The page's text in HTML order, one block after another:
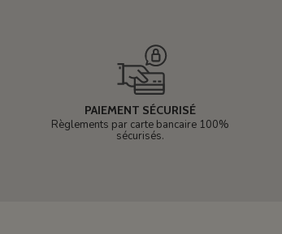
PAIEMENT SÉCURISÉ
Règlements par carte bancaire 100%
sécurisés.